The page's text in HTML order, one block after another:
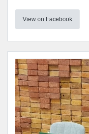
View on Facebook